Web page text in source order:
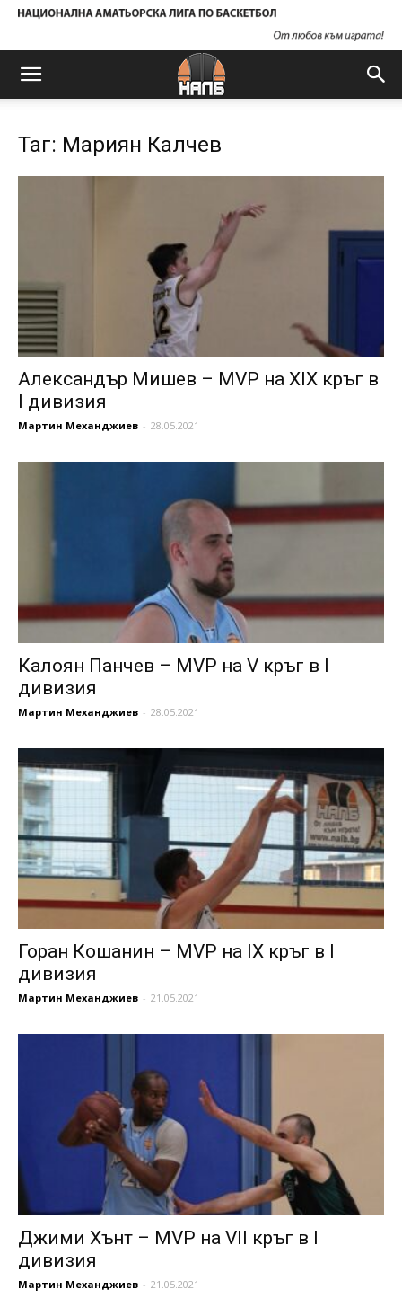
Таг: Мариян Калчев
Александър Мишев – MVP на XIX кръг в
I дивизия
Мартин Механджиев - 28.05.2021
Калоян Панчев – MVP на V кръг в I
дивизия
Мартин Механджиев - 28.05.2021
Горан Кошанин – MVP на IX кръг в I
дивизия
Мартин Механджиев - 21.05.2021
Джими Хънт – MVP на VII кръг в I
дивизия
Мартин Механджиев - 21.05.2021